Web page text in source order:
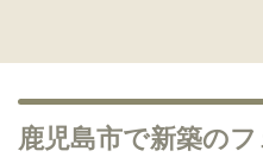
鹿児島市で新築の